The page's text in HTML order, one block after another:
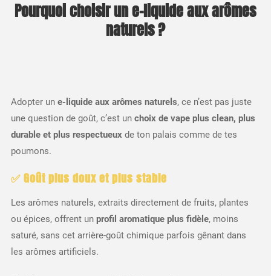
Pourquoi choisir un e-liquide aux arômes
naturels ?
Adopter un e-liquide aux arômes naturels, ce n’est pas juste
une question de goût, c’est un choix de vape plus clean, plus
durable et plus respectueuxde ton palais comme de tes
poumons.
✅ Goût plus doux et plus stable
Les arômes naturels, extraits directement de fruits, plantes
ou épices, offrent un profil aromatique plus fidèle, moins
saturé, sans cet arrière-goût chimique parfois gênant dans
les arômes artificiels.